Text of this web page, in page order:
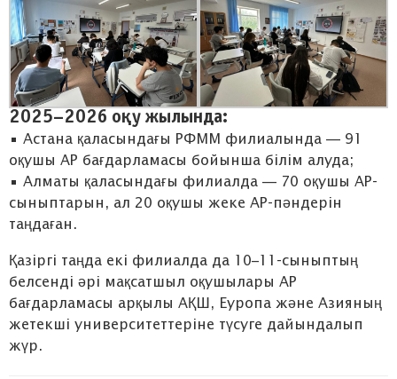
2025–2026 оқу жылында:
• Астана қаласындағы РФММ филиалында — 91
оқушы AP бағдарламасы бойынша білім алуда;
• Алматы қаласындағы филиалда — 70 оқушы AP-
сыныптарын, ал 20 оқушы жеке AP-пәндерін
таңдаған.
Қазіргі таңда екі филиалда да 10–11-сыныптың
белсенді әрі мақсатшыл оқушылары AP
бағдарламасы арқылы АҚШ, Еуропа және Азияның
жетекші университеттеріне түсуге дайындалып
жүр.